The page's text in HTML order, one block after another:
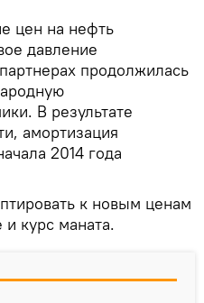
цен на нефть
давление
продолжилась
В результате
амортизация
2014 года
к новым ценам
курс маната.